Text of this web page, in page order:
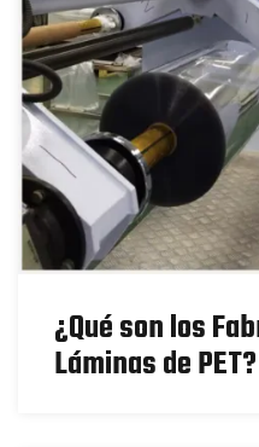
¿Qué son los
Láminas de PET?